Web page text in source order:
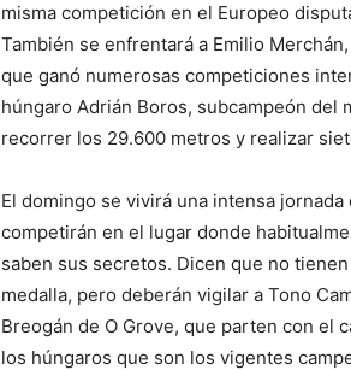
misma competición en el Europeo
También se enfrentará a Emilio
que ganó numerosas competiciones
húngaro Adrián Boros, subcampeón del
recorrer los 29.600 metros y realizar
El domingo se vivirá una intensa
competirán en el lugar donde
saben sus secretos. Dicen que no
medalla, pero deberán vigilar a Tono
Breogán de O Grove, que parten con el
los húngaros que son los vigentes